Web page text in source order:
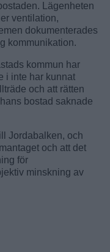
Lägenheten
ventilation,
dokumenterades
kommunikation.
kommun har
i inte har kunnat
och att rätten
bostad saknade
Jordabalken, och
och att det
för
minskning av